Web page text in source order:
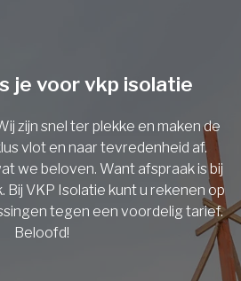
je voor vkp isolatie
zijn snel ter plekke en maken de
vlot en naar tevredenheid af.
we beloven. Want afspraak is bij
Bij VKP Isolatie kunt u rekenen op
tegen een voordelig tarief.
Beloofd!